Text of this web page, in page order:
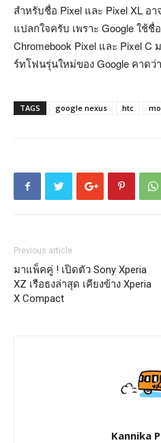
สำหรับชื่อ Pixel และ Pixel XL อ
แปลกใจครับ เพราะ Google ใช้
Chromebook Pixel และ Pixel C
ร์ทโฟนรุ่นใหม่ของ Google คาดว่
TAGS google nexus htc
Previous article
มาแพ็คคู่ ! เปิดตัว Sony Xperia
XZ เรือธงล่าสุด เคียงข้าง Xperia
X Compact
Kannika